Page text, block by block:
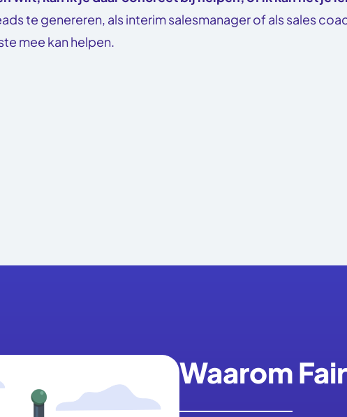
te genereren, als interim salesmanager of als sales
mee kan helpen.
Waarom